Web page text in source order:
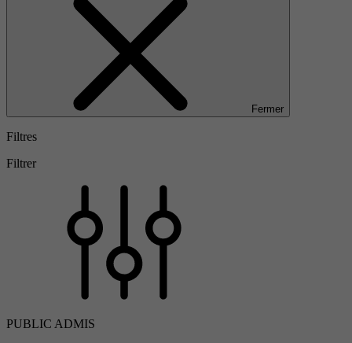
Fermer
Filtres
Filtrer
PUBLIC ADMIS